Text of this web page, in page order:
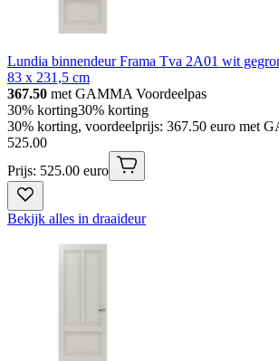
Lundia binnendeur Frama Tva 2A01 wit
83 x 231,5 cm
367.50 met GAMMA Voordeelpas
30% korting30% korting
30% korting, voordeelprijs: 367.50 euro met
525.00
Prijs: 525.00 euro
Bekijk alles in draaideur